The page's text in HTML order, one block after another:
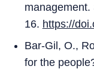
16. https://
Bar-Gil, O.,
for the